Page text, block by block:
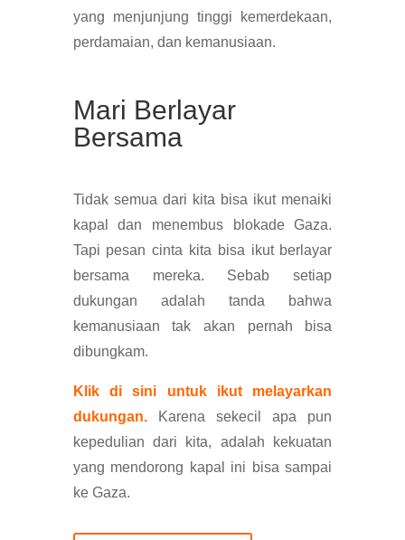
yang menjunjung tinggi kemerdekaan,
perdamaian, dan kemanusiaan.
Mari Berlayar
Bersama
Tidak semua dari kita bisa ikut menaiki
kapal dan menembus blokade Gaza.
Tapi pesan cinta kita bisa ikut berlayar
bersama mereka. Sebab setiap
dukungan adalah tanda bahwa
kemanusiaan tak akan pernah bisa
dibungkam.
Klik di sini untuk ikut melayarkan
dukungan.Karena sekecil apa pun
kepedulian dari kita, adalah kekuatan
yang mendorong kapal ini bisa sampai
ke Gaza.